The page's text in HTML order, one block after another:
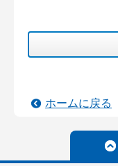
ホームに戻る